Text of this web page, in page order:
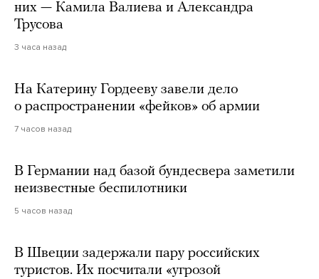
них — Камила Валиева и Александра
Трусова
3 часа назад
На Катерину Гордееву завели дело
о распространении «фейков» об армии
7 часов назад
В Германии над базой бундесвера заметили
неизвестные беспилотники
5 часов назад
В Швеции задержали пару российских
туристов. Их посчитали «угрозой